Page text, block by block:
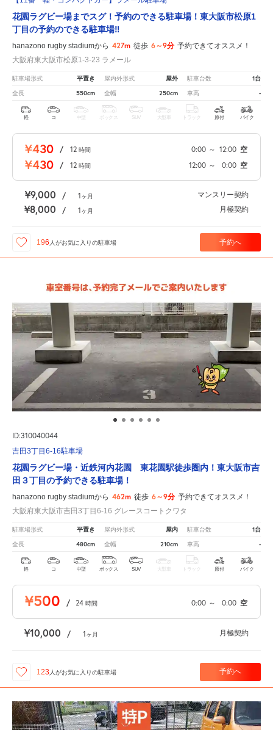
花園ラグビー場までスグ！予約のできる駐車場！東大阪市松原1
丁目の予約のできる駐車場‼
hanazono rugby stadiumから 427m 徒歩 6～9分 予約できてオススメ！
大阪府東大阪市松原1-3-23 ラメール
駐車場形式 平置き 屋内外形式 屋外 駐車台数 1台
全長 550cm 全幅 250cm 車高 -
軽 コ 中型 ボックス SUV 大型車 トラック 原付 バイク
¥430 / 12 時間 0:00 ～ 12:00 空
¥430 / 12 時間 12:00 ～ 0:00 空
¥9,000 / 1ヶ月 マンスリー契約
¥8,000 / 1ヶ月 月極契約
196 人がお気に入りの駐車場 予約へ
ID:310040044
吉田3丁目6-16駐車場
花園ラグビー場・近鉄河内花園 東花園駅徒歩圏内！東大阪市吉
田３丁目の予約できる駐車場！
hanazono rugby stadiumから 462m 徒歩 6～9分 予約できてオススメ！
大阪府東大阪市吉田3丁目6-16 グレースコートクワタ
駐車場形式 平置き 屋内外形式 屋内 駐車台数 1台
全長 480cm 全幅 210cm 車高 -
軽 コ 中型 ボックス SUV 大型車 トラック 原付 バイク
¥500 / 24 時間 0:00 ～ 0:00 空
¥10,000 / 1ヶ月 月極契約
123 人がお気に入りの駐車場 予約へ